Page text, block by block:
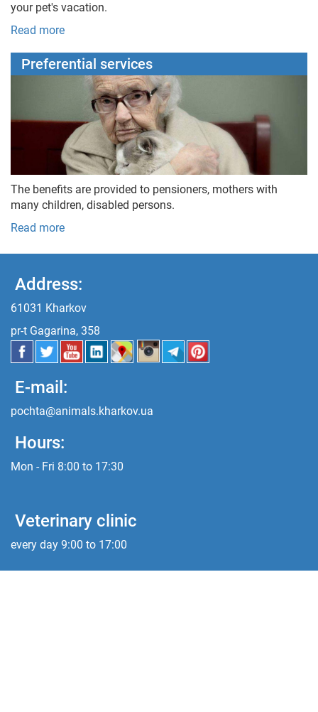
your pet's vacation.
Read more
Preferential services
The benefits are provided to pensioners, mothers with
many children, disabled persons.
Read more
Address:
61031 Kharkov
pr-t Gagarina, 358
E-mail:
pochta@animals.kharkov.ua
Hours:
Mon - Fri 8:00 to 17:30
Veterinary clinic
every day 9:00 to 17:00